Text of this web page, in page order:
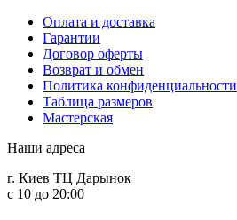
Оплата и доставка
Гарантии
Договор оферты
Возврат и обмен
Политика конфиденциальности
Таблица размеров
Мастерская
Наши адреса
г. Киев ТЦ Дарынок
с 10 до 20:00